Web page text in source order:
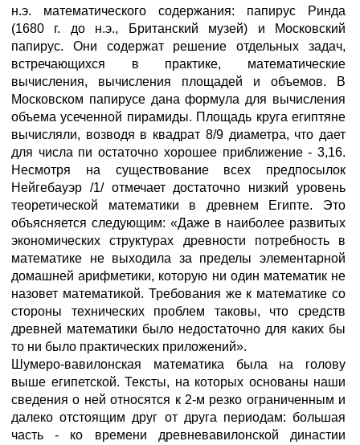
н.э. математического содержания: папирус Ринда
(1680 г. до н.э., Британский музей) и Московский
папирус. Они содержат решение отдельных задач,
встречающихся в практике, математические
вычисления, вычисления площадей и объемов. В
Московском папирусе дана формула для вычисления
объема усеченной пирамиды. Площадь круга египтяне
вычисляли, возводя в квадрат 8/9 диаметра, что дает
для числа пи остаточно хорошее приближение - 3,16.
Несмотря на существование всех предпосылок
Нейгебауэр /1/ отмечает достаточно низкий уровень
теоретической математики в древнем Египте. Это
объясняется следующим: «Даже в наиболее развитых
экономических структурах древности потребность в
математике не выходила за пределы элементарной
домашней арифметики, которую ни один математик не
назовет математикой. Требования же к математике со
стороны технических проблем таковы, что средств
древней математики было недостаточно для каких бы
то ни было практических приложений».
Шумеро-вавилонская математика была на голову
выше египетской. Тексты, на которых основаны наши
сведения о ней относятся к 2-м резко ограниченным и
далеко отстоящим друг от друга периодам: большая
часть - ко времени древневавилонской династии